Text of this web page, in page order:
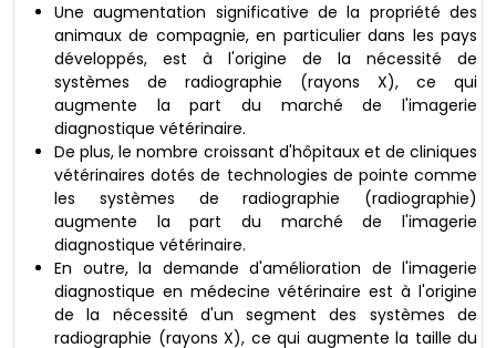
Une augmentation significative de la propriété des
animaux de compagnie, en particulier dans les pays
développés, est à l'origine de la nécessité de
systèmes de radiographie (rayons X), ce qui
augmente la part du marché de l'imagerie
diagnostique vétérinaire.
De plus, le nombre croissant d'hôpitaux et de cliniques
vétérinaires dotés de technologies de pointe comme
les systèmes de radiographie (radiographie)
augmente la part du marché de l'imagerie
diagnostique vétérinaire.
En outre, la demande d'amélioration de l'imagerie
diagnostique en médecine vétérinaire est à l'origine
de la nécessité d'un segment des systèmes de
radiographie (rayons X), ce qui augmente la taille du